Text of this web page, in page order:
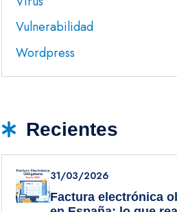
Vulnerabilidad
Wordpress
Recientes
31/03/2026
Factura electrónica